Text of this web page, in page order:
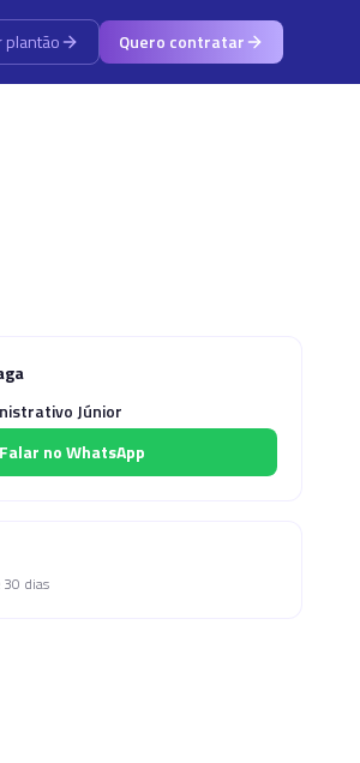
plantão Quero contratar
Júnior
Falar no WhatsApp
30 dias